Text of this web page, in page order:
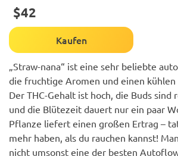
$42
Kaufen
„Straw-nana“ ist eine sehr beliebte
die fruchtige Aromen und einen kühlen
Der THC-Gehalt ist hoch, die Buds sind
und die Blütezeit dauert nur ein paar
Pflanze liefert einen großen Ertrag –
mehr haben, als du rauchen kannst!
nicht umsonst eine der besten